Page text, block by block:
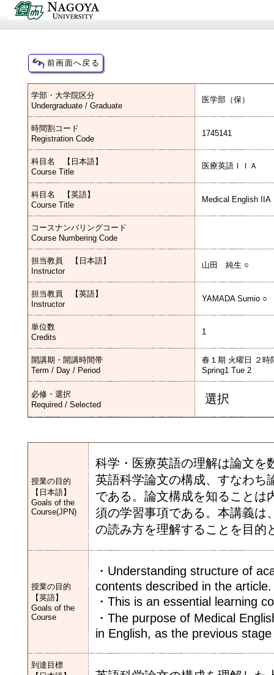
学部・大学院区分
Undergraduate / Graduate
医学部（保）
時間割コード
Registration Code
1745141
科目名 【日本語】
Course Title
医療英語ＩＩＡ
科目名 【英語】
Course Title
Medical English IIA
コースナンバリングコード
Course Numbering Code
担当教員 【日本語】
Instructor
山田 純生 ○
担当教員 【英語】
Instructor
YAMADA Sumio ○
単位数
Credits
1
開講期・開講時間帯
Term / Day / Period
春１期 火曜日 ２時
Spring1 Tue 2
必修・選択
Required / Selected
選択
授業の目的
【日本語】
Goals of the
Course(JPN)
科学・医療英語の理解は論文を
英語科学論文の構成、すなわち
である。論文構成を知ることは
須の学習事項である。本講義
の読み方を理解することを目的
授業の目的
【英語】
Goals of the
Course
・Understanding structure of
contents described in the article.
・This is an essential learning
・The purpose of Medical
in English, as the previous
到達目標